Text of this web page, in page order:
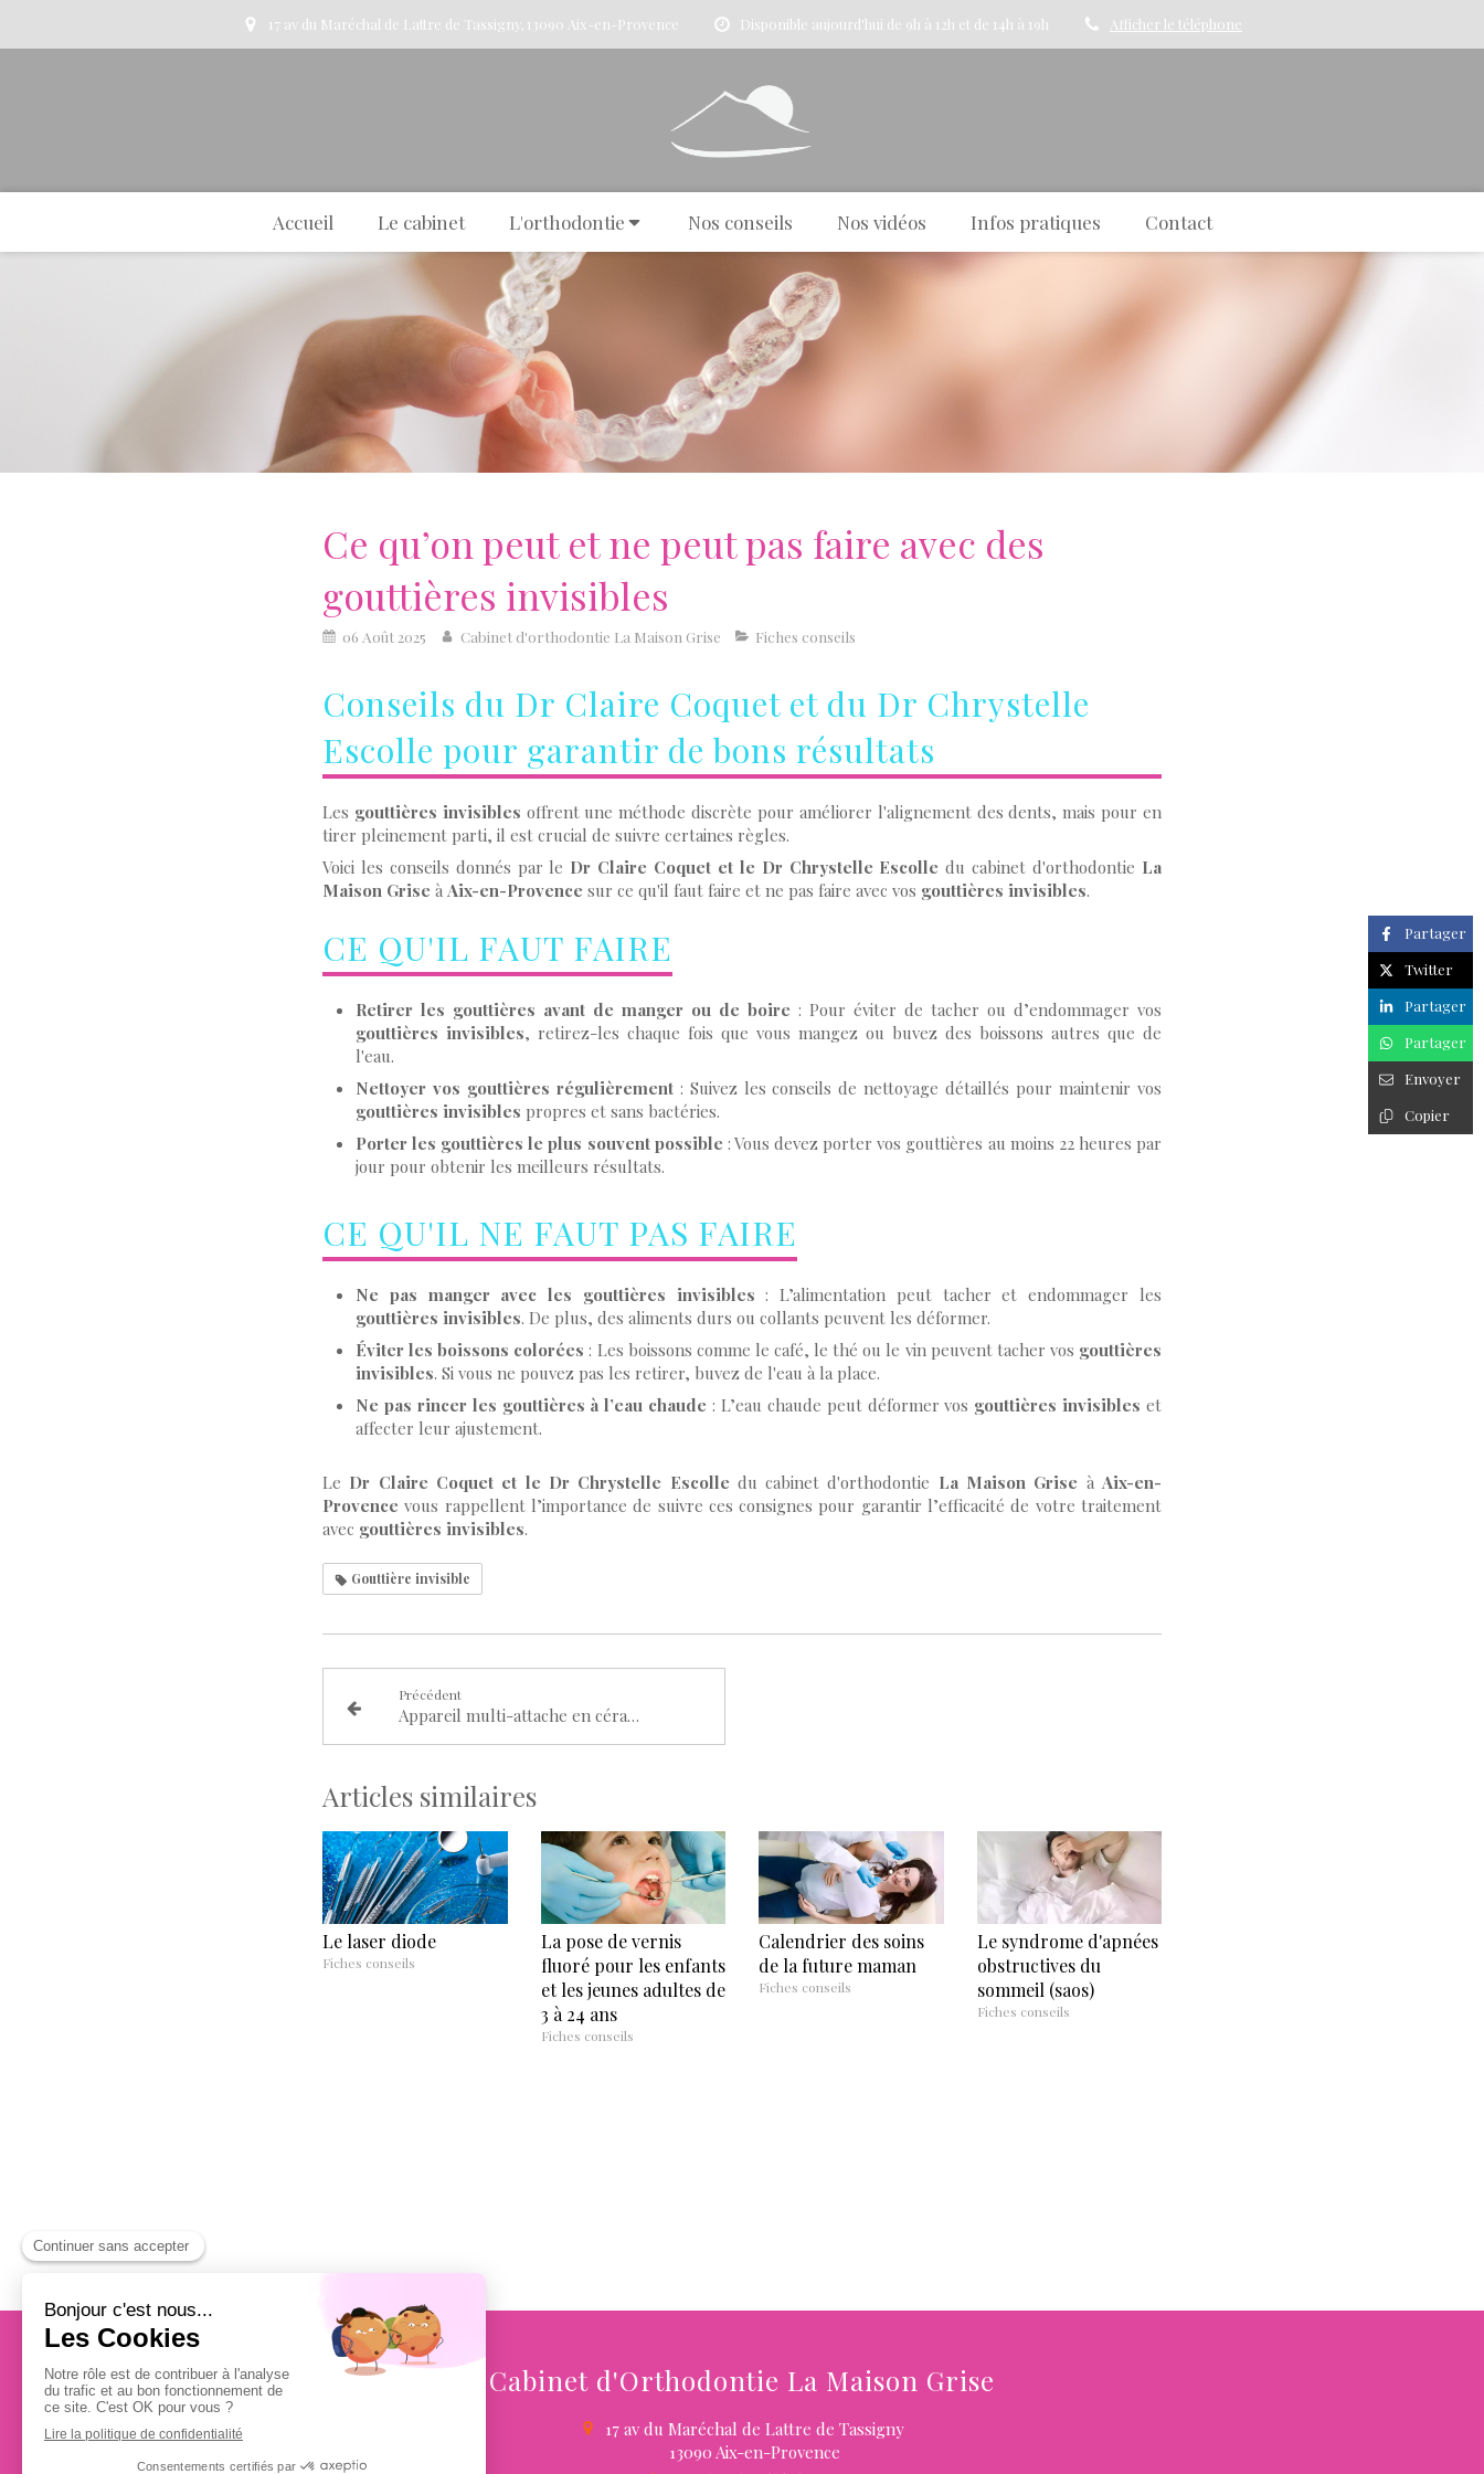
17 av du Maréchal de Lattre de Tassigny, 13090 Aix-en-Provence Disponible aujourd'hui de 9h à 12h et de 14h à 19h Afficher le téléphone
Accueil Le cabinet L'orthodontie Nos conseils Nos vidéos Infos pratiques Contact
Ce qu’on peut et ne peut pas faire avec des
gouttières invisibles
06 Août 2025 Cabinet d'orthodontie La Maison Grise Fiches conseils
Conseils du Dr Claire Coquet et du Dr Chrystelle
Escolle pour garantir de bons résultats
Les gouttières invisibles offrent une méthode discrète pour améliorer l'alignement des dents, mais pour en
tirer pleinement parti, il est crucial de suivre certaines règles.
Voici les conseils donnés par le Dr Claire Coquet et le Dr Chrystelle Escolle du cabinet d'orthodontie La
Maison Grise à Aix-en-Provence sur ce qu'il faut faire et ne pas faire avec vos gouttières invisibles.
CE QU'IL FAUT FAIRE
Retirer les gouttières avant de manger ou de boire : Pour éviter de tacher ou d’endommager vos
gouttières invisibles, retirez-les chaque fois que vous mangez ou buvez des boissons autres que de
l'eau.
Nettoyer vos gouttières régulièrement: Suivez les conseils de nettoyage détaillés pour maintenir vos
gouttières invisibles propres et sans bactéries.
Porter les gouttières le plus souvent possible : Vous devez porter vos gouttières au moins 22 heures par
jour pour obtenir les meilleurs résultats.
CE QU'IL NE FAUT PAS FAIRE
Ne pas manger avec les gouttières invisibles : L’alimentation peut tacher et endommager les
gouttières invisibles. De plus, des aliments durs ou collants peuvent les déformer.
Éviter les boissons colorées : Les boissons comme le café, le thé ou le vin peuvent tacher vos gouttières
invisibles. Si vous ne pouvez pas les retirer, buvez de l'eau à la place.
Ne pas rincer les gouttières à l’eau chaude : L’eau chaude peut déformer vos gouttières invisibles et
affecter leur ajustement.
Le Dr Claire Coquet et le Dr Chrystelle Escolle du cabinet d'orthodontie La Maison Grise à Aix-en-
Provence vous rappellent l’importance de suivre ces consignes pour garantir l’efficacité de votre traitement
avec gouttières invisibles.
Gouttière invisible
Précédent
Appareil multi-attache en céramique
Articles similaires
Le laser diode
Fiches conseils
La pose de vernis
fluoré pour les enfants
et les jeunes adultes de
3 à 24 ans
Fiches conseils
Calendrier des soins
de la future maman
Fiches conseils
Le syndrome d'apnées
obstructives du
sommeil (saos)
Fiches conseils
Partager
Twitter
Partager
Partager
Envoyer
Copier
Cabinet d'Orthodontie La Maison Grise
17 av du Maréchal de Lattre de Tassigny
13090 Aix-en-Provence